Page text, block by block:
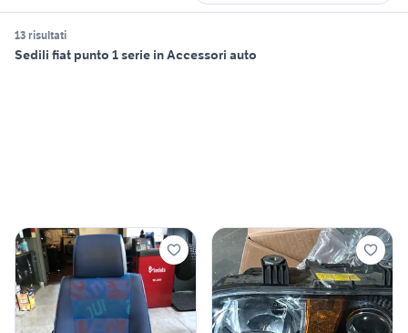
13 risultati
Sedili fiat punto 1 serie in Accessori auto